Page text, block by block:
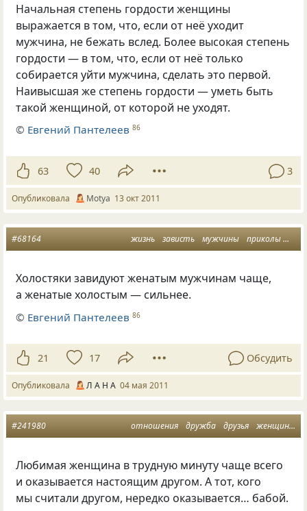
Начальная степень гордости женщины
выражается в том, что, если от неё уходит
мужчина, не бежать вслед. Более высокая степень
гордости — в том, что, если от неё только
собирается уйти мужчина, сделать это первой.
Наивысшая же степень гордости — уметь быть
такой женщиной, от которой не уходят.
© Евгений Пантелеев 86
63 40 3
Опубликовала Motya 13 окт 2011
жизнь зависть мужчины приколы
#68164
Холостяки завидуют женатым мужчинам чаще,
а женатые холостым — сильнее.
© Евгений Пантелеев 86
21 17 Обсудить
Опубликовала Л А Н А 04 мая 2011
отношения дружба друзья женщины
#241980
Любимая женщина в трудную минуту чаще всего
и оказывается настоящим другом. А тот, кого
мы считали другом, нередко оказывается… бабой.